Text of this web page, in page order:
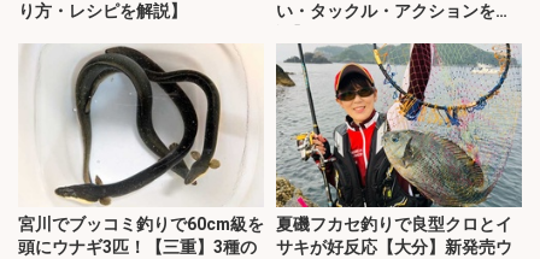
り方・レシピを解説】
い・タックル・アクションを解
宮川でブッコミ釣りで60cm級を
頭にウナギ3匹！【三重】3種の
夏磯フカセ釣りで良型クロとイ
サキが好反応【大分】新発売ウ